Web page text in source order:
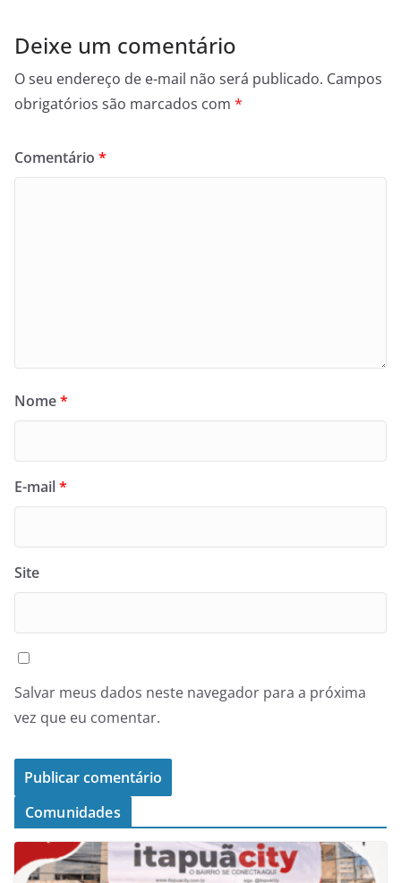
Deixe um comentário
O seu endereço de e-mail não será publicado. Campos
obrigatórios são marcados com *
Comentário *
Nome*
E-mail*
Site
Salvar meus dados neste navegador para a próxima
vez que eu comentar.
Comunidades